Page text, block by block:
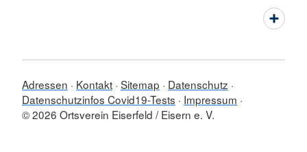
Adressen Kontakt Sitemap
Datenschutz
Datenschutzinfos Covid19-Tests
Impressum
© 2026 Ortsverein Eiserfeld / Eisern e. V.